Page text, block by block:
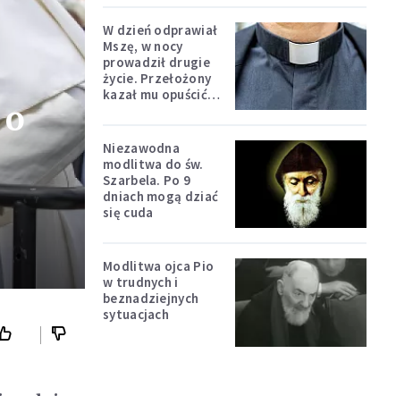
W dzień odprawiał
Mszę, w nocy
prowadził drugie
życie. Przełożony
kazał mu opuścić
Niezawodna
modlitwa do św.
Szarbela. Po 9
dniach mogą dziać
się cuda
Modlitwa ojca Pio
w trudnych i
beznadziejnych
sytuacjach